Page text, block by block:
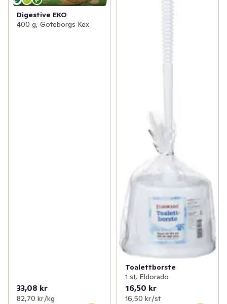
Digestive EKO
400 g, Göteborgs Kex
33,08 kr
82,70 kr /kg
Toalettborste
1 st, Eldorado
16,50 kr
16,50 kr /st